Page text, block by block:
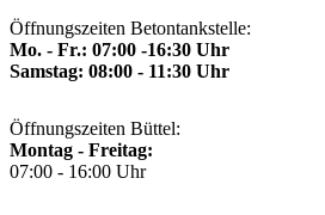
Öffnungszeiten Betontankstelle:
Mo. - Fr.: 07:00 -16:30 Uhr
Samstag: 08:00 - 11:30 Uhr
Öffnungszeiten Büttel:
Montag - Freitag:
07:00 - 16:00 Uhr